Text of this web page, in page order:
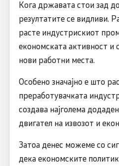
Кога државата стои зад
резултатите се видливи.
расте индустрискиот
економската активност и
нови работни места.
Особено значајно е што
преработувачката
создава најголема
двигател на извозот и
Затоа денес можеме со
дека економските